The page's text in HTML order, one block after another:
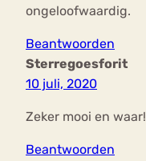
ongeloofwaardig.
Beantwoorden
Sterregoesforit
10 juli, 2020
Zeker mooi en waar!
Beantwoorden